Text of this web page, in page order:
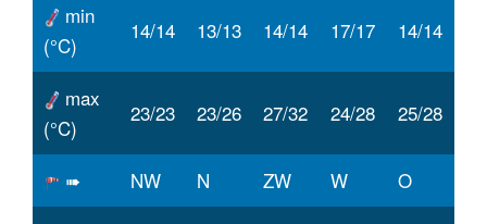
min
(°C)
14/14 13/13 14/14 17/17 14/14
max
(°C)
23/23 23/26 27/32 24/28 25/28
➠ NW N ZW W
O